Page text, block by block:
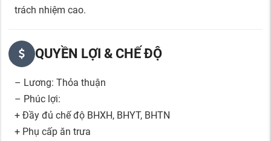
trách nhiệm cao.
QUYỀN LỢI & CHẾ ĐỘ
– Lương: Thỏa thuận
– Phúc lợi:
+ Đầy đủ chế độ BHXH, BHYT, BHTN
+ Phụ cấp ăn trưa